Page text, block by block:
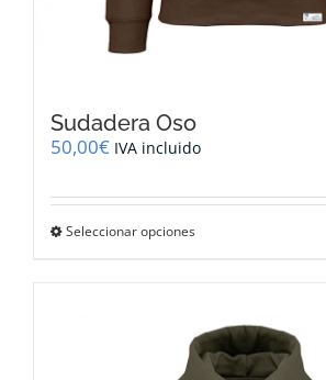
Sudadera Oso
50,00€ IVA incluido
Seleccionar opciones
variantes.
Las
opciones